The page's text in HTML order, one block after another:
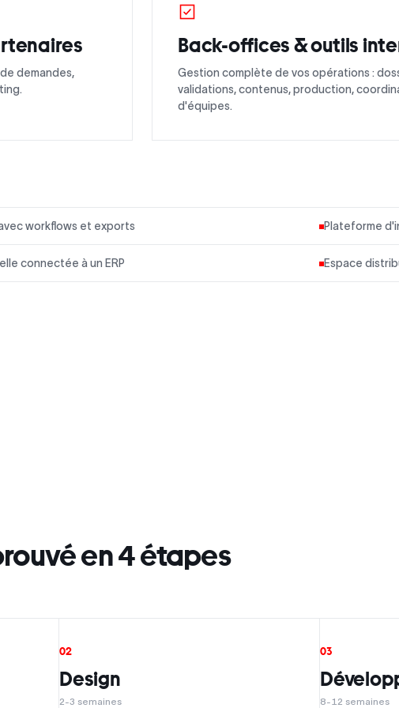
demandes,
Back-offices & outils
Gestion complète de vos opérations :
validations, contenus, production,
d'équipes.
workflows et exports Plateforme
connectée à un ERP Espace
en 4 étapes
02
Design
2-3 semaines
03
8-12 semaines